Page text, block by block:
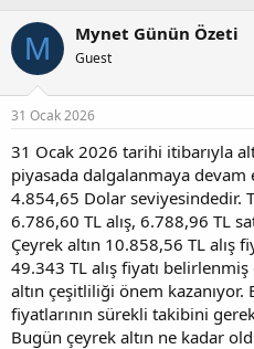
n
b
u
u
b
a
l
a
t
a
n
ş
ç
a
r
i
h
i
M Mynet Günün Özeti
Guest
31 Ocak 2026
31 Ocak 2026 tarihi itibarıyla
piyasada dalgalanmaya devam
4.854,65 Dolar seviyesindedir.
6.786,60 TL alış, 6.788,96 TL
Çeyrek altın 10.858,56 TL alış
49.343 TL alış fiyatı belirlenmiş
altın çeşitliliği önem
fiyatlarının sürekli takibini
Bugün çeyrek altın ne kadar